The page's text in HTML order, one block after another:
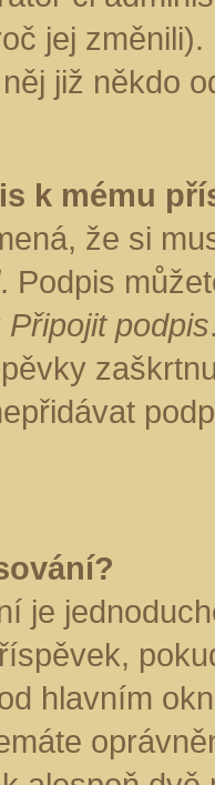
jej
již někdo
k mému
že si
. Podpis
Připojit podpis
je
hlavním